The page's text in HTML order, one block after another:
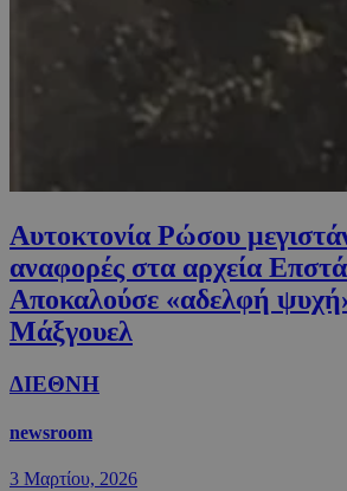
Αυτοκτονία Ρώσου
αναφορές στα αρχεία
Αποκαλούσε «αδελφή
Μάξγουελ
ΔΙΕΘΝΗ
newsroom
3 Μαρτίου, 2026